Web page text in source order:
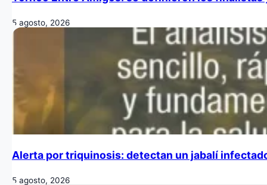
5 agosto, 2026
Alerta por triquinosis: detectan un jabalí
5 agosto, 2026